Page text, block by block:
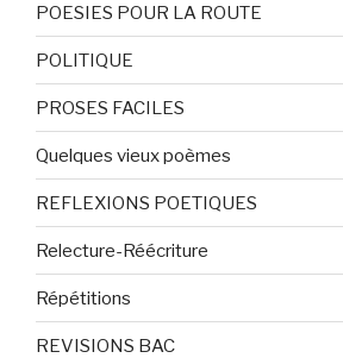
POESIES POUR LA ROUTE
POLITIQUE
PROSES FACILES
Quelques vieux poèmes
REFLEXIONS POETIQUES
Relecture-Réécriture
Répétitions
REVISIONS BAC